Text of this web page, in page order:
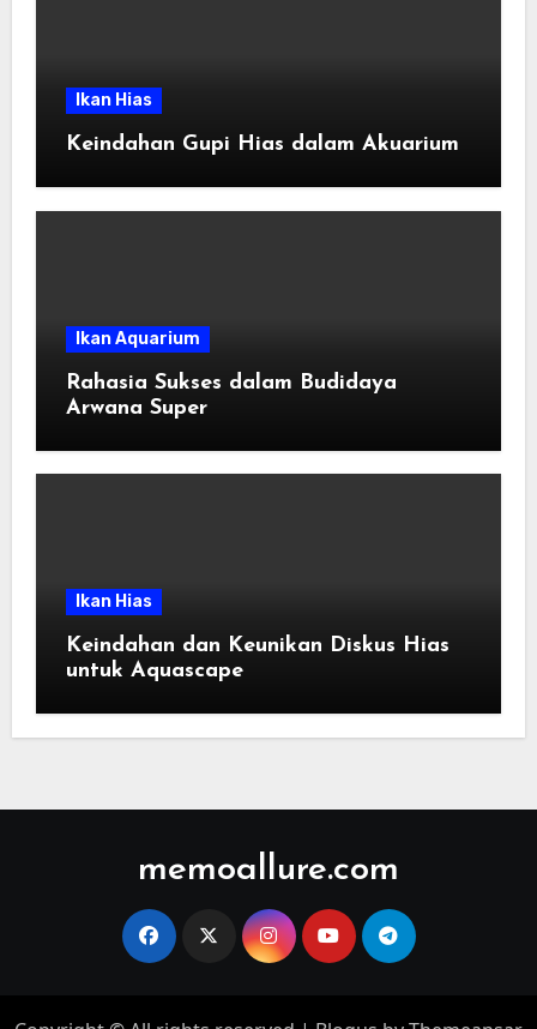
Ikan Hias
Keindahan Gupi Hias dalam Akuarium
Ikan Aquarium
Rahasia Sukses dalam Budidaya
Arwana Super
Ikan Hias
Keindahan dan Keunikan Diskus Hias
untuk Aquascape
memoallure.com